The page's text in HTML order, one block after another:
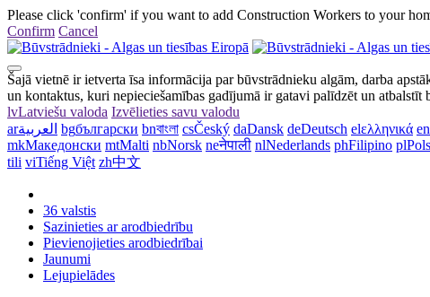
Please click 'confirm' if you want to add Construction Workers to your
Confirm Cancel
Šajā vietnē ir ietverta īsa informācija par būvstrādnieku algām, darba
un kontaktus, kuri nepieciešamības gadījumā ir gatavi palīdzēt un atbalstīt
lvLatviešu valoda Izvēlieties savu valodu
arالعربية bgбългарски bnবাংলা csČeský daDansk deDeutsch elελληνικά en
mkМакедонски mtMalti nbNorsk neनेपाली nlNederlands phFilipino pl
tili viTiếng Việt zh中文
36 valstis
Sazinieties ar arodbiedrību
Pievienojieties arodbiedrībai
Jaunumi
Lejupielādes